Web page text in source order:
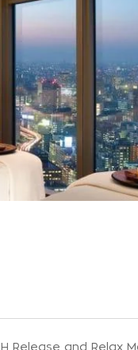
Η Release and Relax